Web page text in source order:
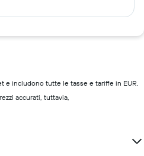
e includono tutte le tasse e tariffe in EUR.
accurati, tuttavia,